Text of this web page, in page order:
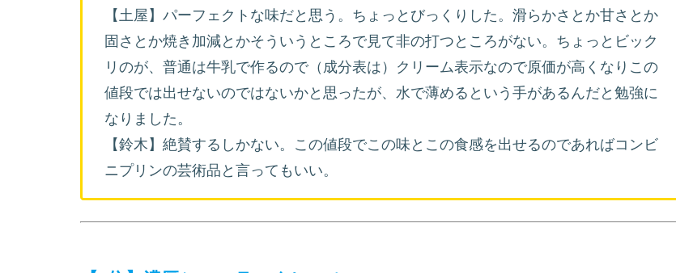
【土屋】パーフェクトな味だと思う。ちょっとびっくりした。滑らかさとか甘さとか
固さとか焼き加減とかそういうところで見て非の打つところがない。ちょっとビック
リのが、普通は牛乳で作るので（成分表は）クリーム表示なので原価が高くなりこの
値段では出せないのではないかと思ったが、水で薄めるという手があるんだと勉強に
なりました。
【鈴木】絶賛するしかない。この値段でこの味とこの食感を出せるのであればコンビ
ニプリンの芸術品と言ってもいい。